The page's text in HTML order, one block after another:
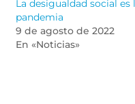
La desigualdad social es
pandemia
9 de agosto de 2022
En «Noticias»